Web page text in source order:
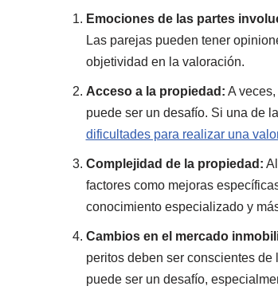
Emociones de las partes
Las parejas pueden tener
objetividad en la valoración.
Acceso a la propiedad: A
puede ser un desafío. Si una de
dificultades para realizar una
Complejidad de la propiedad:
factores como mejoras
conocimiento especializado y
Cambios en el mercado
peritos deben ser conscientes
puede ser un desafío,